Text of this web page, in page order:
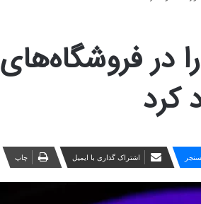
کره جنوبی اپ DeepSeek را در فروشگاه‌های
کرد
اشتراک گذاری با ایمیل چاپ